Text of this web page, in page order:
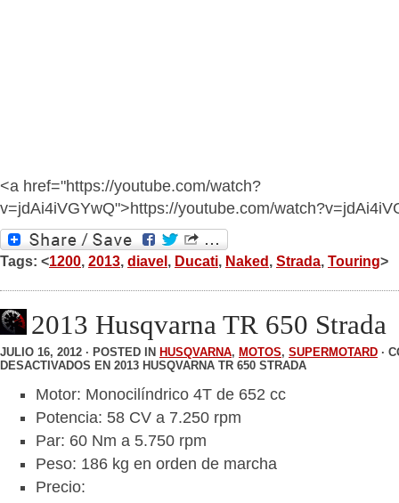
<a href="https://youtube.com/watch?
v=jdAi4iVGYwQ">https://youtube.com/
Tags: <1200, 2013, diavel, Ducati, Naked, Strada, Touring>
2013 Husqvarna TR 650 Strada
JULIO 16, 2012 · POSTED IN HUSQVARNA, MOTOS, SUPERMOTARD ·
DESACTIVADOS EN 2013 HUSQVARNA TR 650 STRADA
Motor: Monocilíndrico 4T de 652 cc
Potencia: 58 CV a 7.250 rpm
Par: 60 Nm a 5.750 rpm
Peso: 186 kg en orden de marcha
Precio: